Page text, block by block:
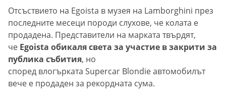
Отсъствието на Egoista в музея на Lamborghini през
последните месеци породи слухове, че колата е
продадена. Представители на марката твърдят,
че Egoista обикаля света за участие в закрити за
публика събития, но
според влогърката Supercar Blondie автомобилът
вече е продаден за рекордната сума.